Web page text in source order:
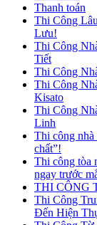
Thanh toán
Thi Công
Lưu!
Thi Công
Tiết
Thi Công
Thi Công
Kisato
Thi Công
Linh
Thi công
chất”!
Thi công tòa
ngay trước
THI CÔNG
Thi Công
Đến Hiện